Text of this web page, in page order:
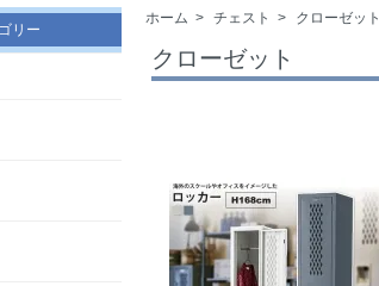
ホーム > チェスト > クローゼット
クローゼット
リー